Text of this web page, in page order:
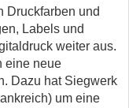
Druckfarben und
Labels und
weiter aus.
eine neue
Dazu hat Siegwerk
um eine